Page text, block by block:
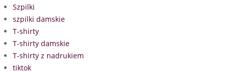
Szpilki
szpilki damskie
T-shirty
T-shirty damskie
T-shirty z nadrukiem
tiktok